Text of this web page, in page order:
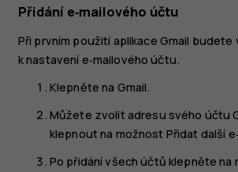
Přidání e‑mailového účtu
Při prvním použití aplikace Gmail budete
k nastavení e‑mailového účtu.
Klepněte na Gmail.
Můžete zvolit adresu svého účtu
klepnout na možnost Přidat další
Po přidání všech účtů klepněte na